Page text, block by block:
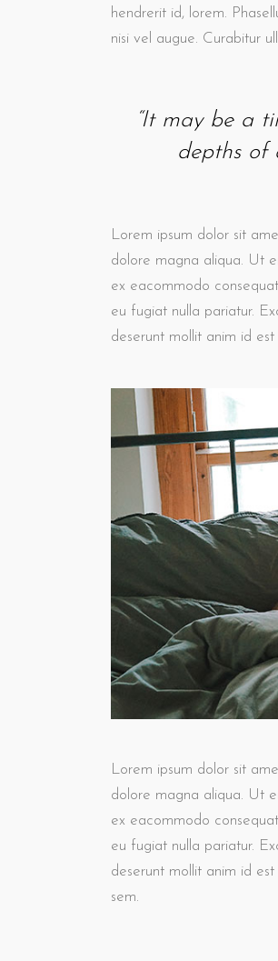
hendrerit id, lorem.
nisi vel augue. Curabitur
“It may be a
depths of
Lorem ipsum dolor sit
dolore magna aliqua. Ut
ex eacommodo
eu fugiat nulla pariatur.
deserunt mollit anim id est
Lorem ipsum dolor sit
dolore magna aliqua. Ut
ex eacommodo
eu fugiat nulla pariatur.
deserunt mollit anim id
sem.